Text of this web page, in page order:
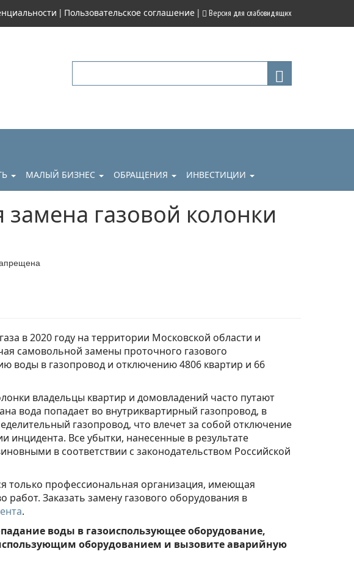
| Пользовательское соглашение | Версия для слабовидящих
МАЛЫЙ БИЗНЕС ОБРАЩЕНИЯ ИНВЕСТИЦИИ
газовой колонки
в 2020 году на территории Московской области и
самовольной замены проточного газового
воды в газопровод и отключению 4806 квартир и 66
владельцы квартир и домовладений часто путают
вода попадает во внутриквартирный газопровод, в
газопровод, что влечет за собой отключение
инцидента. Все убытки, нанесенные в результате
в соответствии с законодательством Российской
только профессиональная организация, имеющая
Заказать замену газового оборудования в
.
воды в газоиспользующее оборудование,
оборудованием и вызовите аварийную